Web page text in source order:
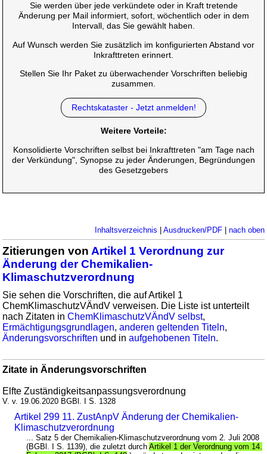
Sie werden über jede verkündete oder in Kraft tretende
Änderung per Mail informiert, sofort, wöchentlich oder in dem
Intervall, das Sie gewählt haben.
Auf Wunsch werden Sie zusätzlich im konfigurierten Abstand vor
Inkrafttreten erinnert.
Stellen Sie Ihr Paket zu überwachender Vorschriften beliebig
zusammen.
Rechtskataster - Jetzt anmelden!
Weitere Vorteile:
Konsolidierte Vorschriften selbst bei Inkrafttreten "am Tage nach
der Verkündung", Synopse zu jeder Änderungen, Begründungen
des Gesetzgebers
Inhaltsverzeichnis | Ausdrucken/PDF| nach oben
Zitierungen von Artikel 1 Verordnung zur
Änderung der Chemikalien-
Klimaschutzverordnung
Sie sehen die Vorschriften, die auf Artikel 1
ChemKlimaschutzVÄndV verweisen. Die Liste ist unterteilt
nach Zitaten inChemKlimaschutzVÄndV selbst,
Ermächtigungsgrundlagen,anderen geltenden Titeln,
Änderungsvorschriften und inaufgehobenen Titeln.
Zitate in Änderungsvorschriften
Elfte Zuständigkeitsanpassungsverordnung
V. v. 19.06.2020 BGBl. I S. 1328
Artikel 299 11. ZustAnpV Änderung der Chemikalien-
Klimaschutzverordnung
... Satz 5 der Chemikalien-Klimaschutzverordnung vom 2. Juli 2008
(BGBl. I S. 1139), die zuletzt durchArtikel 1 der Verordnung vom 14.